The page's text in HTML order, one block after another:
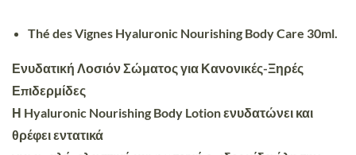
Thé des Vignes Hyaluronic Nourishing Body Care 30ml.
Ενυδατική Λοσιόν Σώματος για Κανονικές-Ξηρές
Επιδερμίδες
Η Hyaluronic Nourishing Body Lotion ενυδατώνει και
θρέφει εντατικά